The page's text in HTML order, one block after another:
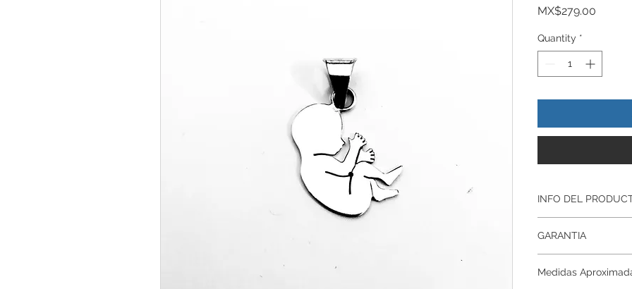
MX$279.00
Quantity *
INFO DEL
ley.925
Todos nuestros
artesanalmente ,
GARANTIA
Respaldamos
Medidas